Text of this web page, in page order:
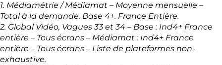
1. Médiamétrie / Médiamat – Moyenne mensuelle –
Total à la demande. Base 4+. France Entière.
2. Global Vidéo, Vagues 33 et 34 – Base : Ind4+ France
entière – Tous écrans – Médiamat : Ind4+ France
entière – Tous écrans – Liste de plateformes non-
exhaustive.